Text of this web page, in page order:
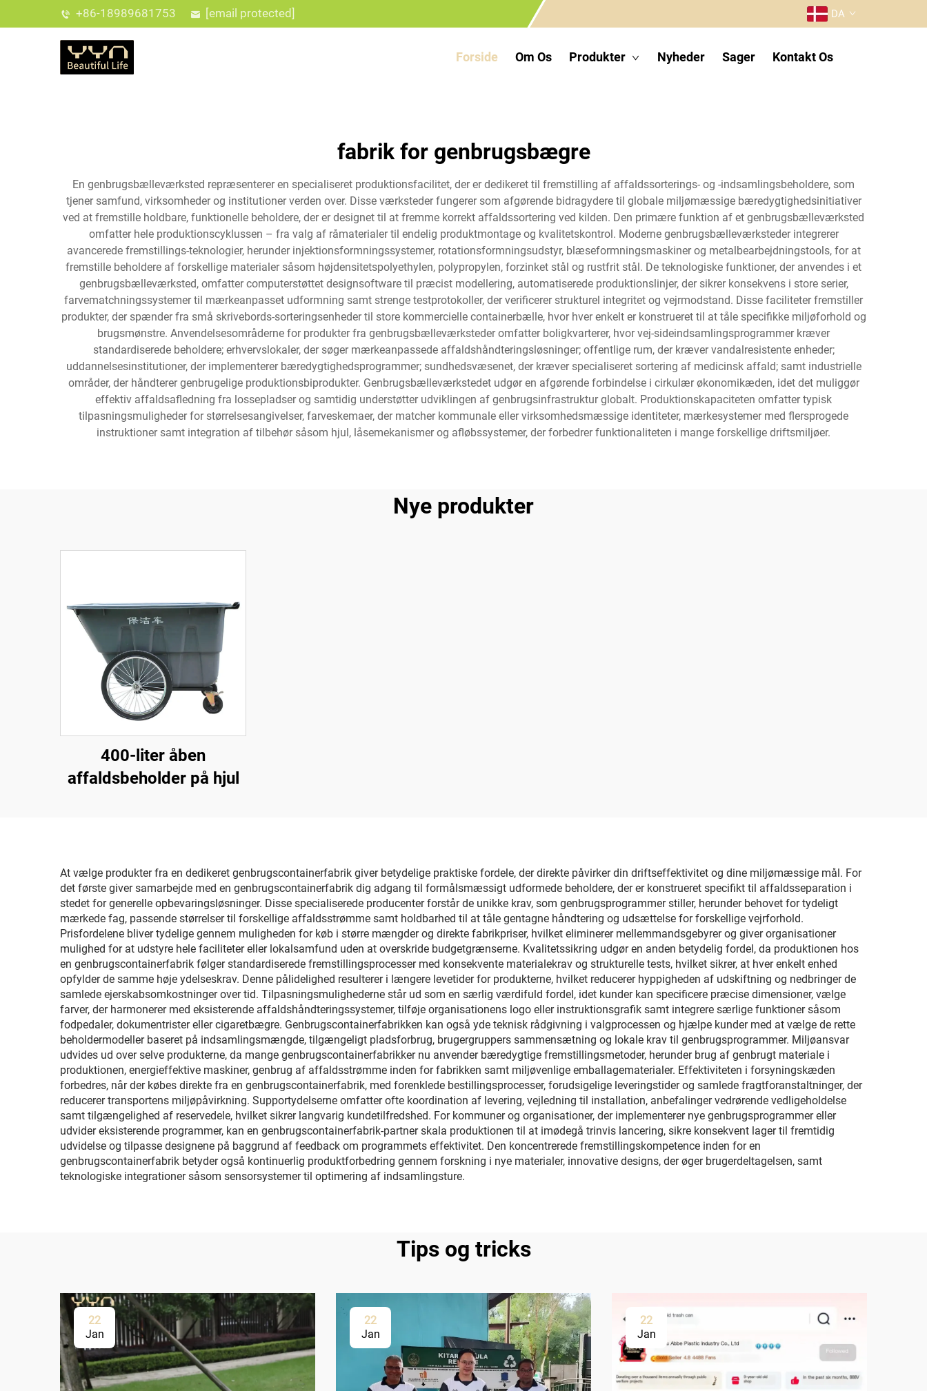
+86-18989681753 [email protected] DA
Forside Om Os Produkter Nyheder Sager Kontakt Os
fabrik for genbrugsbægre
En genbrugsbælleværksted repræsenterer en specialiseret produktionsfacilitet, der er dedikeret til fremstilling af affaldssorterings- og -indsamlingsbeholdere, som
tjener samfund, virksomheder og institutioner verden over. Disse værksteder fungerer som afgørende bidragydere til globale miljømæssige bæredygtighedsinitiativer
ved at fremstille holdbare, funktionelle beholdere, der er designet til at fremme korrekt affaldssortering ved kilden. Den primære funktion af et genbrugsbælleværksted
omfatter hele produktionscyklussen – fra valg af råmaterialer til endelig produktmontage og kvalitetskontrol. Moderne genbrugsbælleværksteder integrerer
avancerede fremstillings-teknologier, herunder injektionsformningssystemer, rotationsformningsudstyr, blæseformningsmaskiner og metalbearbejdningstools, for at
fremstille beholdere af forskellige materialer såsom højdensitetspolyethylen, polypropylen, forzinket stål og rustfrit stål. De teknologiske funktioner, der anvendes i et
genbrugsbælleværksted, omfatter computerstøttet designsoftware til præcist modellering, automatiserede produktionslinjer, der sikrer konsekvens i store serier,
farvematchningssystemer til mærkeanpasset udformning samt strenge testprotokoller, der verificerer strukturel integritet og vejrmodstand. Disse faciliteter fremstiller
produkter, der spænder fra små skrivebords-sorteringsenheder til store kommercielle containerbælle, hvor hver enkelt er konstrueret til at tåle specifikke miljøforhold og
brugsmønstre. Anvendelsesområderne for produkter fra genbrugsbælleværksteder omfatter boligkvarterer, hvor vej-sideindsamlingsprogrammer kræver
standardiserede beholdere; erhvervslokaler, der søger mærkeanpassede affaldshåndteringsløsninger; offentlige rum, der kræver vandalresistente enheder;
uddannelsesinstitutioner, der implementerer bæredygtighedsprogrammer; sundhedsvæsenet, der kræver specialiseret sortering af medicinsk affald; samt industrielle
områder, der håndterer genbrugelige produktionsbiprodukter. Genbrugsbælleværkstedet udgør en afgørende forbindelse i cirkulær økonomikæden, idet det muliggør
effektiv affaldsafledning fra lossepladser og samtidig understøtter udviklingen af genbrugsinfrastruktur globalt. Produktionskapaciteten omfatter typisk
tilpasningsmuligheder for størrelsesangivelser, farveskemaer, der matcher kommunale eller virksomhedsmæssige identiteter, mærkesystemer med flersprogede
instruktioner samt integration af tilbehør såsom hjul, låsemekanismer og afløbssystemer, der forbedrer funktionaliteten i mange forskellige driftsmiljøer.
Nye produkter
400-liter åben
affaldsbeholder på hjul
At vælge produkter fra en dedikeret genbrugscontainerfabrik giver betydelige praktiske fordele, der direkte påvirker din driftseffektivitet og dine miljømæssige mål. For
det første giver samarbejde med en genbrugscontainerfabrik dig adgang til formålsmæssigt udformede beholdere, der er konstrueret specifikt til affaldsseparation i
stedet for generelle opbevaringsløsninger. Disse specialiserede producenter forstår de unikke krav, som genbrugsprogrammer stiller, herunder behovet for tydeligt
mærkede fag, passende størrelser til forskellige affaldsstrømme samt holdbarhed til at tåle gentagne håndtering og udsættelse for forskellige vejrforhold.
Prisfordelene bliver tydelige gennem muligheden for køb i større mængder og direkte fabrikpriser, hvilket eliminerer mellemmandsgebyrer og giver organisationer
mulighed for at udstyre hele faciliteter eller lokalsamfund uden at overskride budgetgrænserne. Kvalitetssikring udgør en anden betydelig fordel, da produktionen hos
en genbrugscontainerfabrik følger standardiserede fremstillingsprocesser med konsekvente materialekrav og strukturelle tests, hvilket sikrer, at hver enkelt enhed
opfylder de samme høje ydelseskrav. Denne pålidelighed resulterer i længere levetider for produkterne, hvilket reducerer hyppigheden af udskiftning og nedbringer de
samlede ejerskabsomkostninger over tid. Tilpasningsmulighederne står ud som en særlig værdifuld fordel, idet kunder kan specificere præcise dimensioner, vælge
farver, der harmonerer med eksisterende affaldshåndteringssystemer, tilføje organisationens logo eller instruktionsgrafik samt integrere særlige funktioner såsom
fodpedaler, dokumentrister eller cigaretbægre. Genbrugscontainerfabrikken kan også yde teknisk rådgivning i valgprocessen og hjælpe kunder med at vælge de rette
beholdermodeller baseret på indsamlingsmængde, tilgængeligt pladsforbrug, brugergruppers sammensætning og lokale krav til genbrugsprogrammer. Miljøansvar
udvides ud over selve produkterne, da mange genbrugscontainerfabrikker nu anvender bæredygtige fremstillingsmetoder, herunder brug af genbrugt materiale i
produktionen, energieffektive maskiner, genbrug af affaldsstrømme inden for fabrikken samt miljøvenlige emballagematerialer. Effektiviteten i forsyningskæden
forbedres, når der købes direkte fra en genbrugscontainerfabrik, med forenklede bestillingsprocesser, forudsigelige leveringstider og samlede fragtforanstaltninger, der
reducerer transportens miljøpåvirkning. Supportydelserne omfatter ofte koordination af levering, vejledning til installation, anbefalinger vedrørende vedligeholdelse
samt tilgængelighed af reservedele, hvilket sikrer langvarig kundetilfredshed. For kommuner og organisationer, der implementerer nye genbrugsprogrammer eller
udvider eksisterende programmer, kan en genbrugscontainerfabrik-partner skala produktionen til at imødegå trinvis lancering, sikre konsekvent lager til fremtidig
udvidelse og tilpasse designene på baggrund af feedback om programmets effektivitet. Den koncentrerede fremstillingskompetence inden for en
genbrugscontainerfabrik betyder også kontinuerlig produktforbedring gennem forskning i nye materialer, innovative designs, der øger brugerdeltagelsen, samt
teknologiske integrationer såsom sensorsystemer til optimering af indsamlingsture.
Tips og tricks
22
Jan
22
Jan
22
Jan